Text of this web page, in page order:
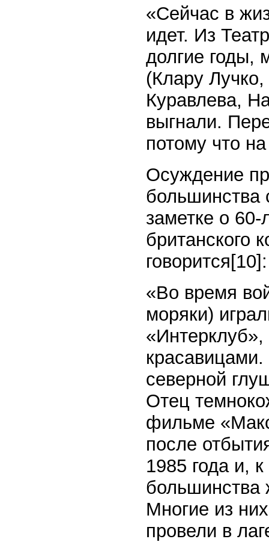
«Сейчас в
идет. Из
долгие годы,
(Клару
Куравлева,
выгнали.
потому что
Осуждение
большинства
заметке о 60-
британского
говорится[10]:
«Во время
моряки)
красавицами.
северной
Отец
фильме
после
1985 года и,
Многие из
провели в